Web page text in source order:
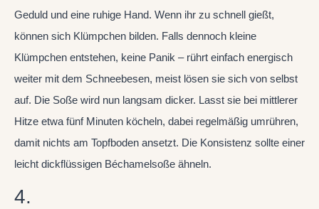
Geduld und eine ruhige Hand. Wenn ihr zu schnell gießt,
können sich Klümpchen bilden. Falls dennoch kleine
Klümpchen entstehen, keine Panik – rührt einfach energisch
weiter mit dem Schneebesen, meist lösen sie sich von selbst
auf. Die Soße wird nun langsam dicker. Lasst sie bei mittlerer
Hitze etwa fünf Minuten köcheln, dabei regelmäßig umrühren,
damit nichts am Topfboden ansetzt. Die Konsistenz sollte einer
leicht dickflüssigen Béchamelsoße ähneln.
4.